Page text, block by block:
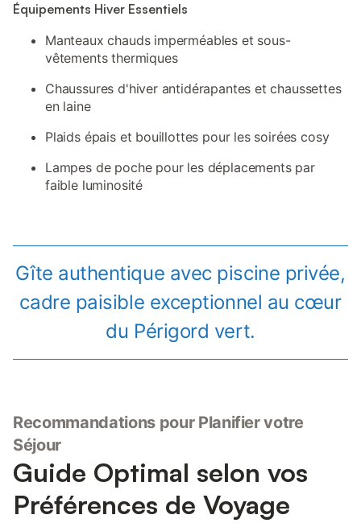
Équipements Hiver Essentiels
Manteaux chauds imperméables et sous-
vêtements thermiques
Chaussures d'hiver antidérapantes et chaussettes
en laine
Plaids épais et bouillottes pour les soirées cosy
Lampes de poche pour les déplacements par
faible luminosité
Gîte authentique avec piscine privée,
cadre paisible exceptionnel au cœur
du Périgord vert.
Recommandations pour Planifier votre
Séjour
Guide Optimal selon vos
Préférences de Voyage